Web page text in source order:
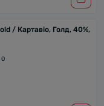
/ Картавіо, Голд, 40%,
0